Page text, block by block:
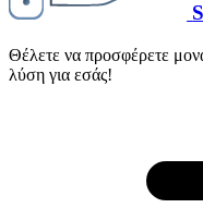
Θέλετε να προσφέρετε
λύση για εσάς!